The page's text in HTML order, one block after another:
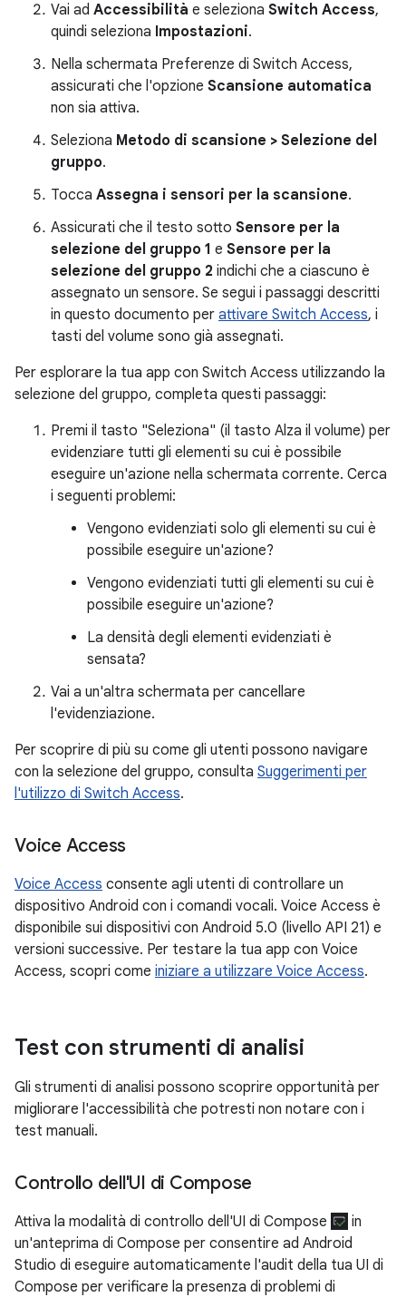
Vai ad Accessibilità e seleziona Switch Access,
quindi seleziona Impostazioni.
Nella schermata Preferenze di Switch Access,
assicurati che l'opzione Scansione automatica
non sia attiva.
Seleziona Metodo di scansione > Selezione del
gruppo.
Tocca Assegna i sensori per la scansione.
Assicurati che il testo sotto Sensore per la
selezione del gruppo 1 e Sensore per la
selezione del gruppo 2 indichi che a ciascuno è
assegnato un sensore. Se segui i passaggi descritti
in questo documento per attivare Switch Access, i
tasti del volume sono già assegnati.
Per esplorare la tua app con Switch Access utilizzando la
selezione del gruppo, completa questi passaggi:
Premi il tasto "Seleziona" (il tasto Alza il volume) per
evidenziare tutti gli elementi su cui è possibile
eseguire un'azione nella schermata corrente. Cerca
i seguenti problemi:
Vengono evidenziati solo gli elementi su cui è
possibile eseguire un'azione?
Vengono evidenziati tutti gli elementi su cui è
possibile eseguire un'azione?
La densità degli elementi evidenziati è
sensata?
Vai a un'altra schermata per cancellare
l'evidenziazione.
Per scoprire di più su come gli utenti possono navigare
con la selezione del gruppo, consulta Suggerimenti per
l'utilizzo di Switch Access.
Voice Access
Voice Access consente agli utenti di controllare un
dispositivo Android con i comandi vocali. Voice Access è
disponibile sui dispositivi con Android 5.0 (livello API 21) e
versioni successive. Per testare la tua app con Voice
Access, scopri come iniziare a utilizzare Voice Access.
Test con strumenti di analisi
Gli strumenti di analisi possono scoprire opportunità per
migliorare l'accessibilità che potresti non notare con i
test manuali.
Controllo dell'UI di Compose
Attiva la modalità di controllo dell'UI di Compose
in
un'anteprima di Compose per consentire ad Android
Studio di eseguire automaticamente l'audit della tua UI di
Compose per verificare la presenza di problemi di